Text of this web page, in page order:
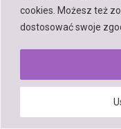
cookies. Możesz też
dostosować swoje
Mobile